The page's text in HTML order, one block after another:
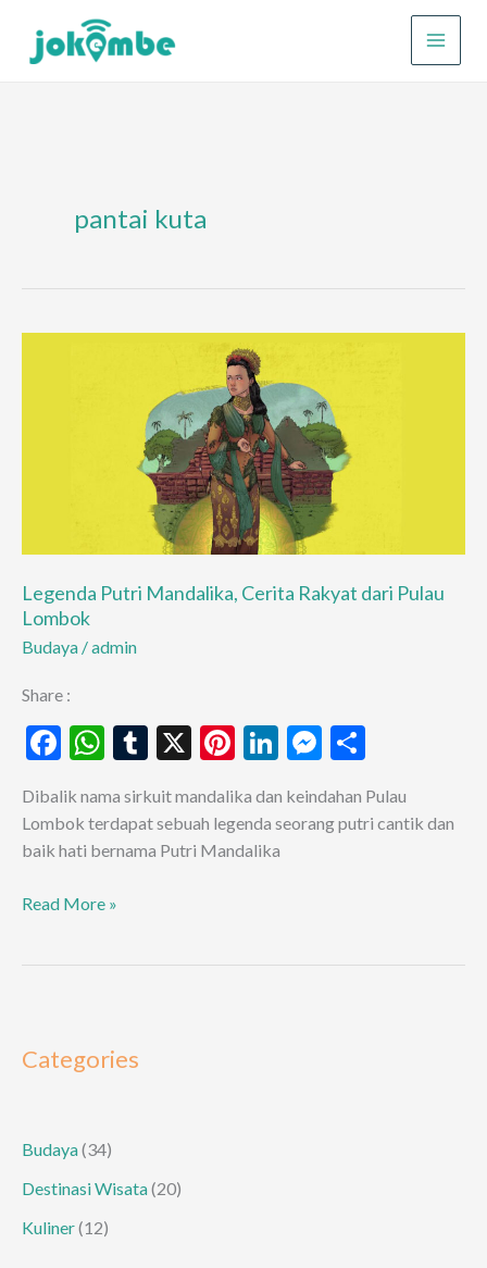
konten
pantai kuta
Legenda Putri Mandalika, Cerita Rakyat dari Pulau
Lombok
Budaya /admin
Share :
F
e
b
o
W
at
s
p
T
m
bl
X
Pi
er
es
Li
ke
dI
M
se
n
ar
Dibalik nama sirkuit mandalika dan keindahan Pulau
Lombok terdapat sebuah legenda seorang putri cantik dan
baik hati bernama Putri Mandalika
Legenda
Pulau
Read More »
Categories
Budaya(34)
Destinasi Wisata(20)
Kuliner(12)